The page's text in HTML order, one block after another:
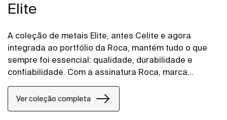
Elite
A coleção de metais Elite, antes Celite e agora
integrada ao portfólio da Roca, mantém tudo o que
sempre foi essencial: qualidade, durabilidade e
confiabilidade. Com a assinatura Roca, marca
referência global em soluções para banheiros, a
coleção de torneiras, misturadores, acabamentos de
registro, duchas higiênicas e chuveiros ganha ainda
Ver coleção completa